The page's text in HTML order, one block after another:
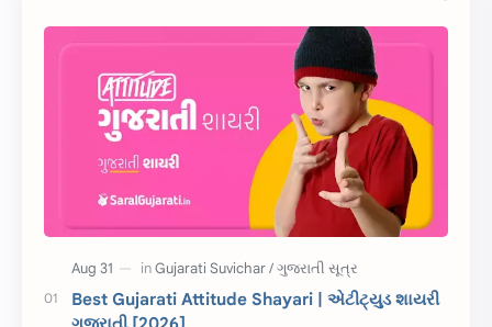
સુવિચાર Gujarati Vyakaran
આરતી
અહેવાલ લેખન શુભેચ્છા સંદેશ
ગુજરાતી શબ્દો
ધોરણ 5 માહિતી
ગુજરાતી સૂત્ર
Best Gujarati Attitude Shayari | એટીટ્યુડ શાયરી